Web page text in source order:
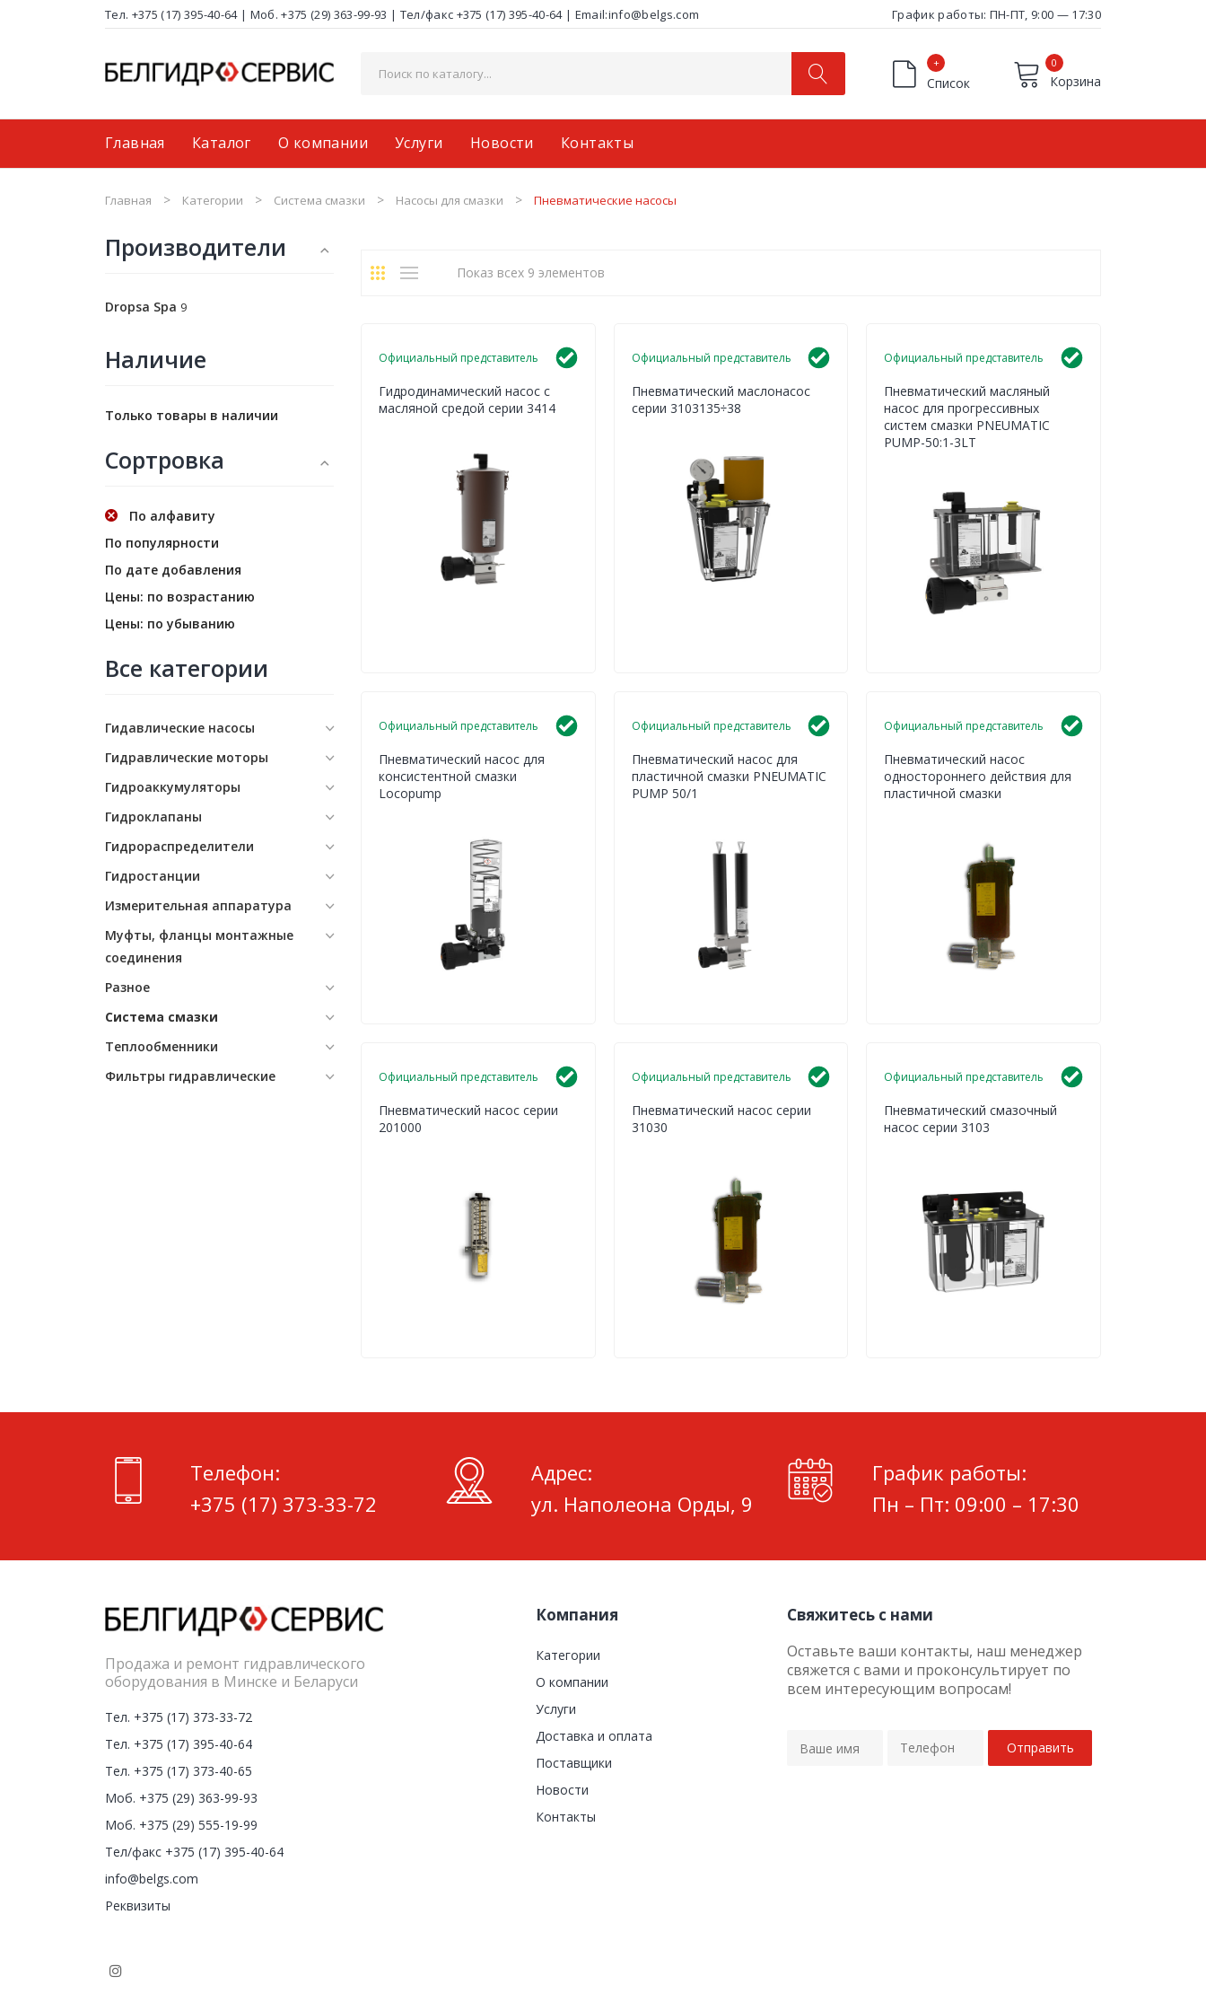
Тел. +375 (17) 395-40-64| Моб. +375 (29) 363-99-93 | Тел/факс +375 (17) 395-40-64| Email:info@belgs.com График работы: ПН-ПТ, 9:00 — 17:30
+
Список
0
Корзина
Товары в корзине отсутствуют
Главная Каталог О компании Услуги Новости Контакты
Главная Каталог О компании
Главная Категории Система смазки Насосы для смазки Пневматические насосы
Показ всех 9 элементов
Официальный представитель
Гидродинамический насос с
масляной средой серии 3414
Официальный представитель
Пневматический маслонасос
серии 3103135÷38
Официальный представитель
Пневматический масляный
насос для прогрессивных
систем смазки PNEUMATIC
PUMP-50:1-3LT
Официальный представитель
Пневматический насос для
консистентной смазки
Locopump
Официальный представитель
Пневматический насос для
пластичной смазки PNEUMATIC
PUMP 50/1
Официальный представитель
Пневматический насос
одностороннего действия для
пластичной смазки
Официальный представитель
Пневматический насос серии
201000
Официальный представитель
Пневматический насос серии
31030
Официальный представитель
Пневматический смазочный
насос серии 3103
Производители
Dropsa Spa 9
Наличие
Только товары в наличии
Сортровка
По алфавиту
По популярности
По дате добавления
Цены: по возрастанию
Цены: по убыванию
Все категории
Гидавлические насосы
Гидравлические моторы
Гидроаккумуляторы
Гидроклапаны
Гидрораспределители
Гидростанции
Измерительная аппаратура
Муфты, фланцы монтажные
соединения
Разное
Система смазки
Теплообменники
Фильтры гидравлические
Телефон:
+375 (17) 373-33-72
Адрес:
ул. Наполеона Орды, 9
График работы:
Пн – Пт: 09:00 – 17:30
Продажа и ремонт гидравлического
оборудования в Минске и Беларуси
Тел. +375 (17) 373-33-72
Тел. +375 (17) 395-40-64
Тел. +375 (17) 373-40-65
Моб. +375 (29) 363-99-93
Моб. +375 (29) 555-19-99
Тел/факс +375 (17) 395-40-64
info@belgs.com
Реквизиты
Компания
Категории
О компании
Услуги
Доставка и оплата
Поставщики
Новости
Контакты
Свяжитесь с нами
Оставьте ваши контакты, наш менеджер
свяжется с вами и проконсультирует по
всем интересующим вопросам!